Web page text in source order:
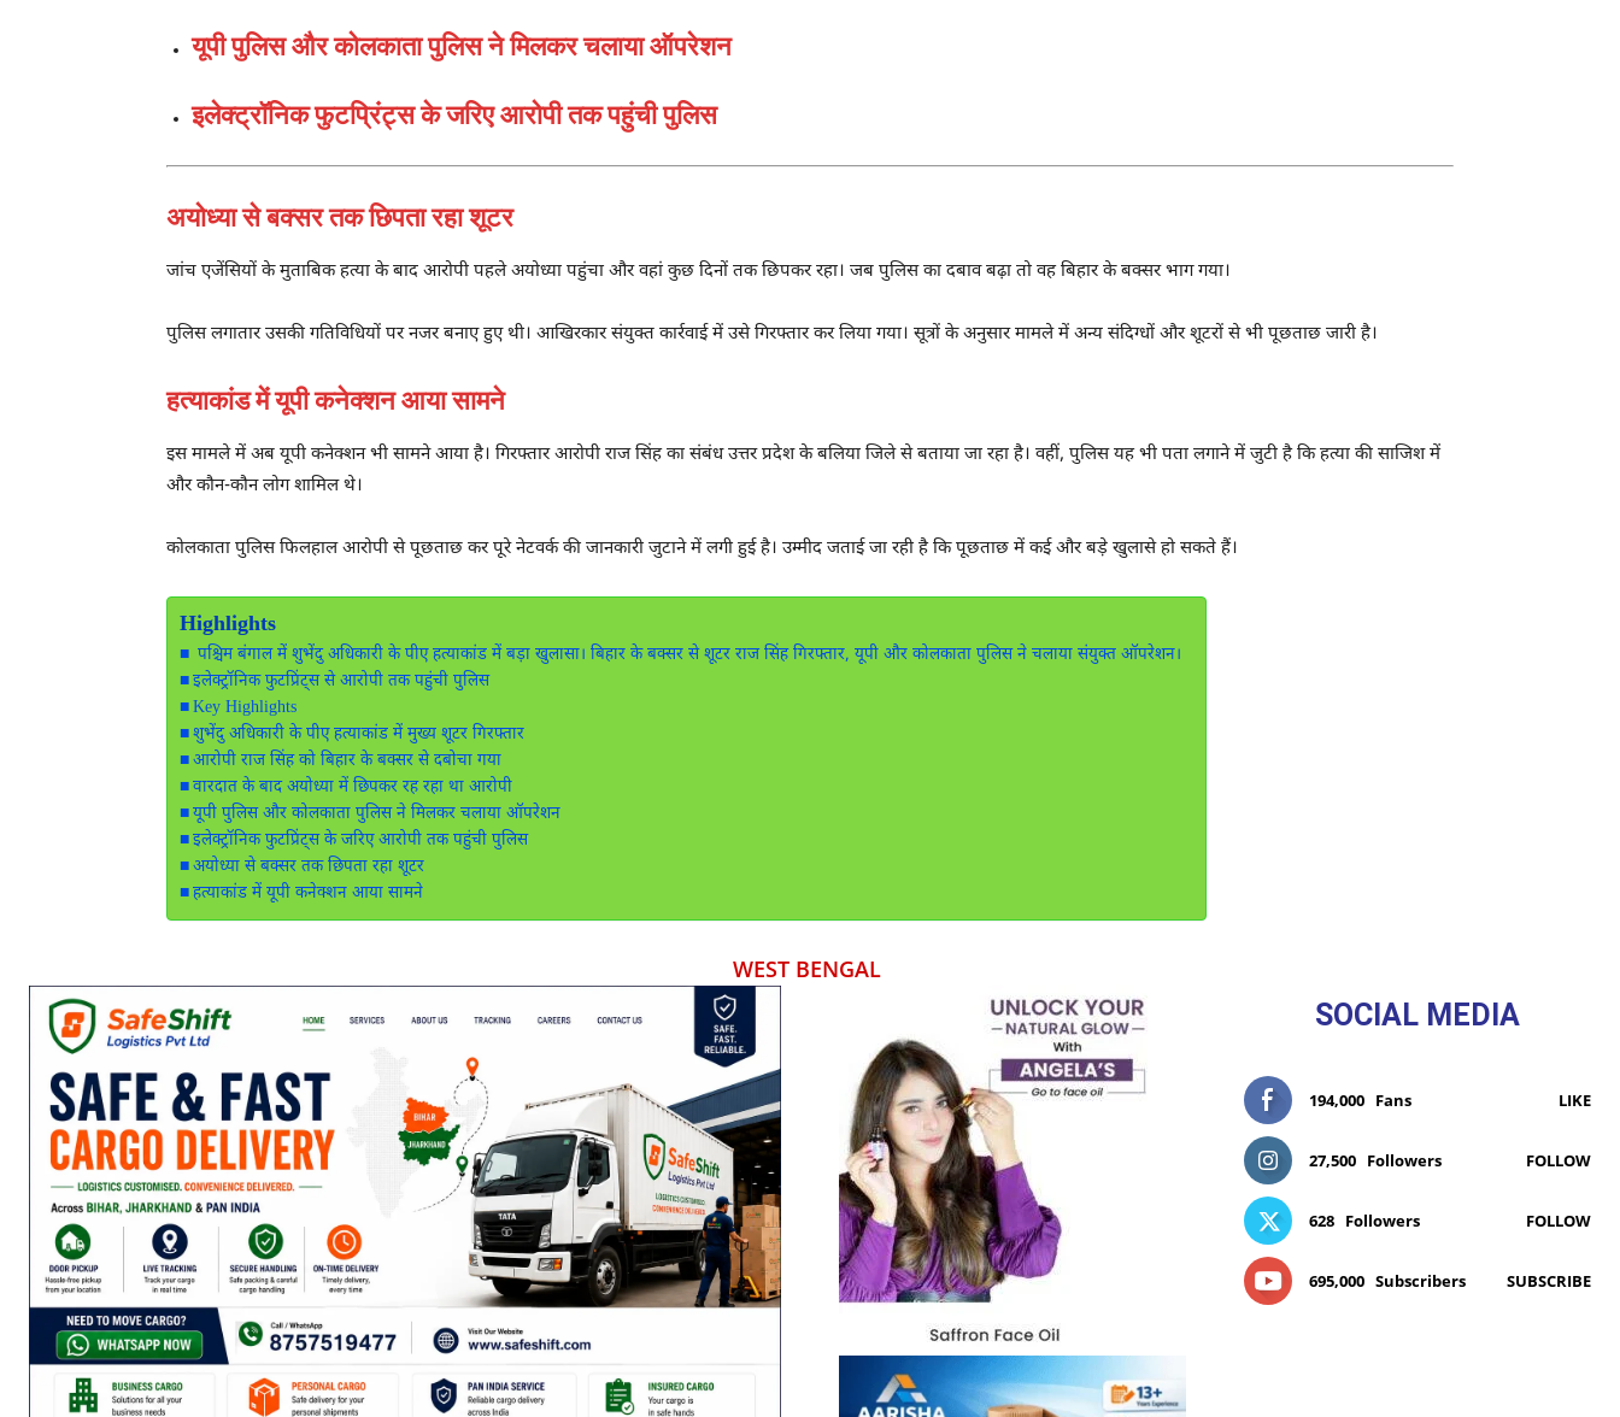
यूपी पुलिस और कोलकाता पुलिस ने मिलकर चलाया ऑपरेशन
इलेक्ट्रॉनिक फुटप्रिंट्स के जरिए आरोपी तक पहुंची पुलिस
अयोध्या से बक्सर तक छिपता रहा शूटर
जांच एजेंसियों के मुताबिक हत्या के बाद आरोपी पहले अयोध्या पहुंचा और वहां कुछ दिनों तक छिपकर रहा। जब पुलिस का दबाव बढ़ा तो वह बिहार के बक्सर भाग गया।
पुलिस लगातार उसकी गतिविधियों पर नजर बनाए हुए थी। आखिरकार संयुक्त कार्रवाई में उसे गिरफ्तार कर लिया गया। सूत्रों के अनुसार मामले में अन्य संदिग्धों और शूटरों से भी पूछताछ जारी है।
हत्याकांड में यूपी कनेक्शन आया सामने
इस मामले में अब यूपी कनेक्शन भी सामने आया है। गिरफ्तार आरोपी राज सिंह का संबंध उत्तर प्रदेश के बलिया जिले से बताया जा रहा है। वहीं, पुलिस यह भी पता लगाने में जुटी है कि हत्या की साजिश में
और कौन-कौन लोग शामिल थे।
कोलकाता पुलिस फिलहाल आरोपी से पूछताछ कर पूरे नेटवर्क की जानकारी जुटाने में लगी हुई है। उम्मीद जताई जा रही है कि पूछताछ में कई और बड़े खुलासे हो सकते हैं।
Highlights
पश्चिम बंगाल में शुभेंदु अधिकारी के पीए हत्याकांड में बड़ा खुलासा। बिहार के बक्सर से शूटर राज सिंह गिरफ्तार, यूपी और कोलकाता पुलिस ने चलाया संयुक्त ऑपरेशन।
इलेक्ट्रॉनिक फुटप्रिंट्स से आरोपी तक पहुंची पुलिस
Key Highlights
शुभेंदु अधिकारी के पीए हत्याकांड में मुख्य शूटर गिरफ्तार
आरोपी राज सिंह को बिहार के बक्सर से दबोचा गया
वारदात के बाद अयोध्या में छिपकर रह रहा था आरोपी
यूपी पुलिस और कोलकाता पुलिस ने मिलकर चलाया ऑपरेशन
इलेक्ट्रॉनिक फुटप्रिंट्स के जरिए आरोपी तक पहुंची पुलिस
अयोध्या से बक्सर तक छिपता रहा शूटर
हत्याकांड में यूपी कनेक्शन आया सामने
WEST BENGAL
SOCIAL MEDIA
194,000 Fans LIKE
27,500 Followers FOLLOW
628 Followers FOLLOW
695,000 Subscribers SUBSCRIBE